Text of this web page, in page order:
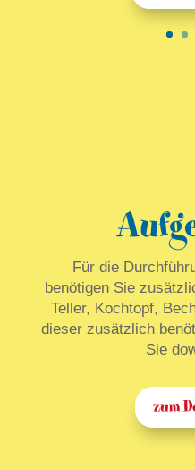
Für die
benötigen Sie
Teller, Kochtopf,
dieser zusätzlich
Sie
zum